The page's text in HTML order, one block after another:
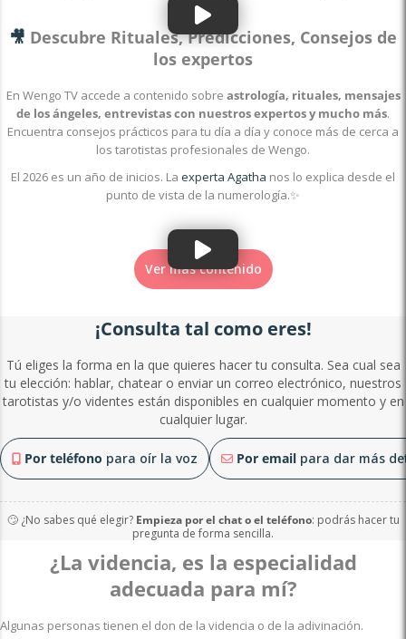
🎥 Descubre Rituales, Predicciones, Consejos de
los expertos
En Wengo TV accede a contenido sobre astrología, rituales, mensajes
de los ángeles, entrevistas con nuestros expertos y mucho más.
Encuentra consejos prácticos para tu día a día y conoce más de cerca a
los tarotistas profesionales de Wengo.
El 2026 es un año de inicios. La experta Agatha nos lo explica desde el
punto de vista de la numerología.✨
Ver más contenido
¡Consulta tal como eres!
Tú eliges la forma en la que quieres hacer tu consulta. Sea cual sea
tu elección: hablar, chatear o enviar un correo electrónico, nuestros
tarotistas y/o videntes están disponibles en cualquier momento y en
cualquier lugar.
Por teléfono para oír la voz Por email para dar más
🙄 ¿No sabes qué elegir? Empieza por el chat o el teléfono: podrás hacer tu
pregunta de forma sencilla.
¿La videncia, es la especialidad
adecuada para mí?
Algunas personas tienen el don de la videncia o de la adivinación.